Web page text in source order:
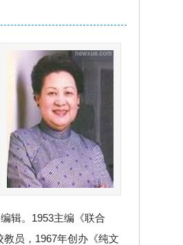
辑。1953主编《联合
员，1967年创办《纯文